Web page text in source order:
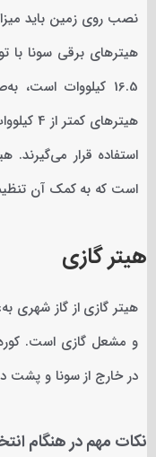
نصب روی زمین باید
16.5 کیلووات
استفاده قرار می‌گیرند.
است که به کمک آن
هیتر گازی
هیتر گازی از گاز شهری
و مشعل گازی است.
در خارج از سونا و پشت
نکات مهم در هنگام